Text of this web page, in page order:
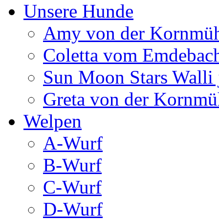
Unsere Hunde
Amy von der
Coletta vom
Sun Moon Stars
Greta von der
Welpen
A-Wurf
B-Wurf
C-Wurf
D-Wurf